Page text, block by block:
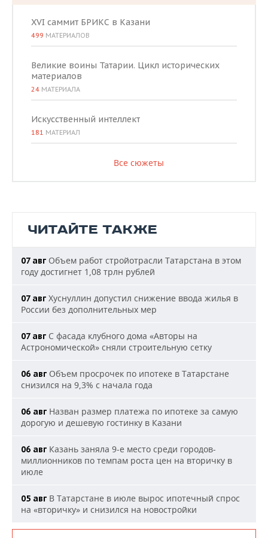
XVI саммит БРИКС в Казани
499 МАТЕРИАЛОВ
Великие воины Татарии. Цикл исторических
материалов
24 МАТЕРИАЛА
Искусственный интеллект
181 МАТЕРИАЛ
Все сюжеты
ЧИТАЙТЕ ТАКЖЕ
07 авг Объем работ стройотрасли Татарстана в этом
году достигнет 1,08 трлн рублей
07 авг Хуснуллин допустил снижение ввода жилья в
России без дополнительных мер
07 авг С фасада клубного дома «Авторы на
Астрономической» сняли строительную сетку
06 авг Объем просрочек по ипотеке в Татарстане
снизился на 9,3% с начала года
06 авг Назван размер платежа по ипотеке за самую
дорогую и дешевую гостинку в Казани
06 авг Казань заняла 9-е место среди городов-
миллионников по темпам роста цен на вторичку в
июле
05 авг В Татарстане в июле вырос ипотечный спрос
на «вторичку» и снизился на новостройки